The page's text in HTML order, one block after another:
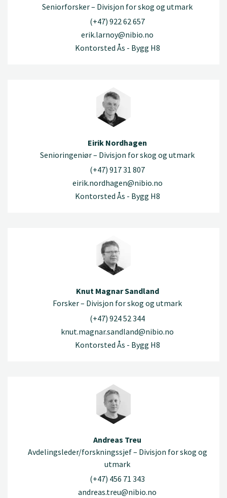
Seniorforsker – Divisjon for skog og utmark
(+47) 922 62 657
erik.larnoy@nibio.no
Kontorsted Ås - Bygg H8
Eirik Nordhagen
Senioringeniør – Divisjon for skog og utmark
(+47) 917 31 807
eirik.nordhagen@nibio.no
Kontorsted Ås - Bygg H8
Knut Magnar Sandland
Forsker – Divisjon for skog og utmark
(+47) 924 52 344
knut.magnar.sandland@nibio.no
Kontorsted Ås - Bygg H8
Andreas Treu
Avdelingsleder/forskningssjef – Divisjon for skog og
utmark
(+47) 456 71 343
andreas.treu@nibio.no